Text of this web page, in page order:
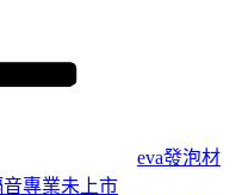
eva發泡材
專業未上市